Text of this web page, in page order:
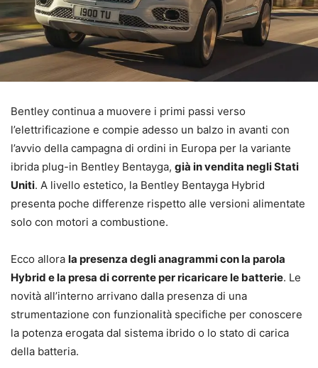
Bentley continua a muovere i primi passi verso
l’elettrificazione e compie adesso un balzo in avanti con
l’avvio della campagna di ordini in Europa per la variante
ibrida plug-in Bentley Bentayga, già in vendita negli Stati
Uniti. A livello estetico, la Bentley Bentayga Hybrid
presenta poche differenze rispetto alle versioni alimentate
solo con motori a combustione.
Ecco allora la presenza degli anagrammi con la parola
Hybrid e la presa di corrente per ricaricare le batterie. Le
novità all’interno arrivano dalla presenza di una
strumentazione con funzionalità specifiche per conoscere
la potenza erogata dal sistema ibrido o lo stato di carica
della batteria.